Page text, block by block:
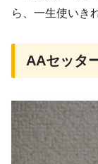
ら、一生使いき
AAセッタ